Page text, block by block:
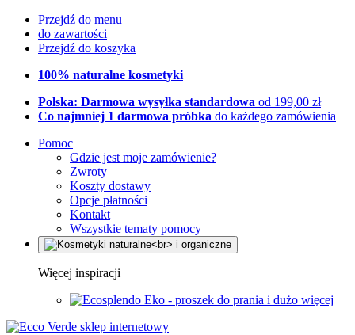
Przejdź do menu
do zawartości
Przejdź do koszyka
100% naturalne kosmetyki
Polska: Darmowa wysyłka standardowa od 199,00 zł
Co najmniej 1 darmowa próbka do każdego zamówienia
Pomoc
Gdzie jest moje zamówienie?
Zwroty
Koszty dostawy
Opcje płatności
Kontakt
Wszystkie tematy pomocy
Więcej inspiracji
Eko - proszek do prania i dużo więcej